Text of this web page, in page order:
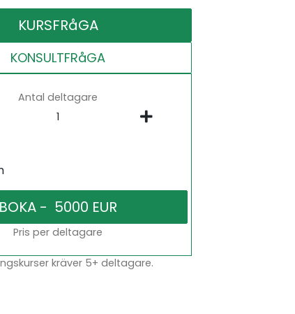
KURSFRåGA
KONSULTFRåGA
Antal deltagare
Pris per deltagare
kräver 5+ deltagare.